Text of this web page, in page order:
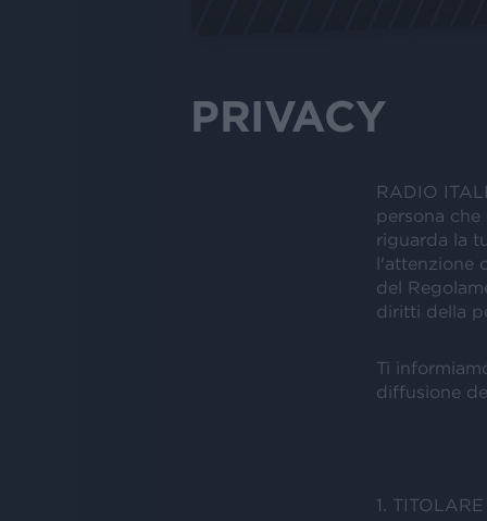
PRIVACY
RADIO
persona
riguarda la
l'attenzione
del
diritti della
Ti
diffusione
1.